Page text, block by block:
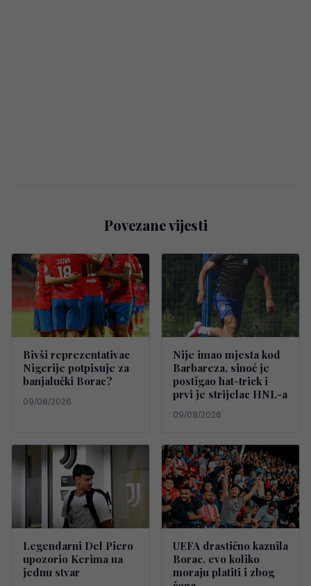
Povezane vijesti
Bivši reprezentativac
Nigerije potpisuje za
banjalučki Borac?
09/08/2026
Nije imao mjesta kod
Barbareza, sinoć je
postigao hat-trick i
prvi je strijelac HNL-a
09/08/2026
Legendarni Del Piero
upozorio Kerima na
jednu stvar
UEFA drastično kaznila
Borac, evo koliko
moraju platiti i zbog